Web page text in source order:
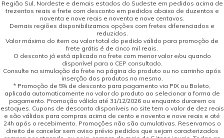
Região Sul, Nordeste e demais estados do Sudeste em pedidos acima de
trezentos reais e frete com desconto em pedidos abaixo de duzentos e
noventa e nove reais e noventa e nove centavos.
Demais regiões disponibilizamos opções com fretes diferenciados e
reduzidos.
Valor máximo do item ou valor total do pedido válido para promoção de
frete grátis é de cinco mil reais.
O desconto já está aplicado no frete com menor valor e/ou quando
disponível para o CEP consultado.
Consulte na simulação do frete na página do produto ou no carrinho após
inserção dos produtos no mesmo.
* Promoção de 5% de desconto para pagamento via PIX ou Boleto,
aplicada automaticamente no valor do produto ao selecionar a forma de
pagamento. Promoção válida até 31/12/2026 ou enquanto durarem os
estoques. Cupons de desconto disponíveis no site tem o valor de dez reais
e são válidos para compras acima de cento e noventa e nove reais e até
24h após o recebimento. Promoções não são cumulativas. Reservamos o
direito de cancelar sem aviso prévio pedidos que sejam caracterizados